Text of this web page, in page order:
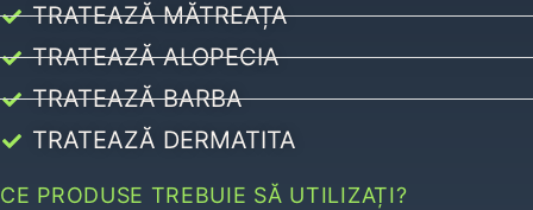
TRATEAZĂ MĂTREAȚA
TRATEAZĂ ALOPECIA
TRATEAZĂ BARBA
TRATEAZĂ DERMATITA
CE PRODUSE TREBUIE SĂ UTILIZAȚI?